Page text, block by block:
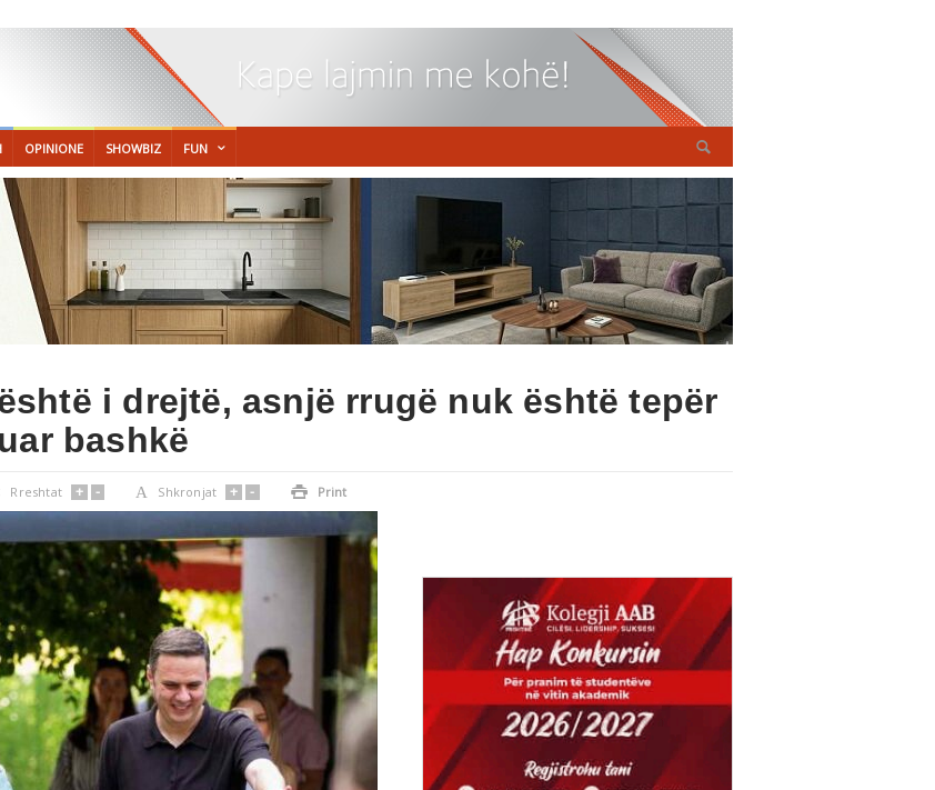
OPINIONE SHOWBIZ FUN
i drejtë, asnjë rrugë nuk është tepër
bashkë
Rreshtat + - A Shkronjat + -  Print